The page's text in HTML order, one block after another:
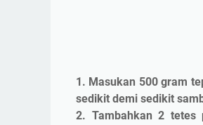
1. Masukan 500 gram
sedikit demi sedikit
2. Tambahkan 2 tetes